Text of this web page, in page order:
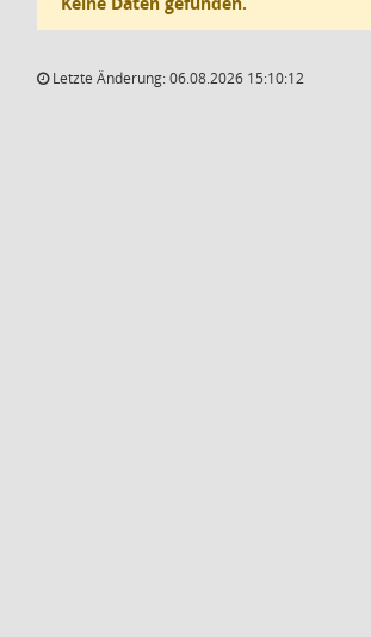
Letzte Änderung: 06.08.2026 15:10:12